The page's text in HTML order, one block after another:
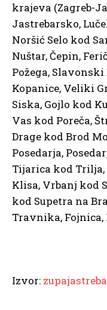
krajeva (Zagreb-
Jastrebarsko,
Noršić Selo kod
Nuštar, Čepin,
Požega,
Kopanice, Veliki
Siska, Gojlo kod
Vas kod Poreča,
Drage kod Brod
Posedarja,
Tijarica kod Trilja,
Klisa, Vrbanj kod
kod Supetra na
Travnika, Fojnica,
Izvor: